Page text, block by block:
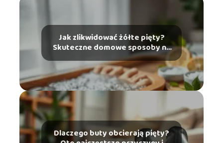
Jak zlikwidować żółte pięty?
Skuteczne domowe sposoby na
problem
Dlaczego buty obcierają pięty?